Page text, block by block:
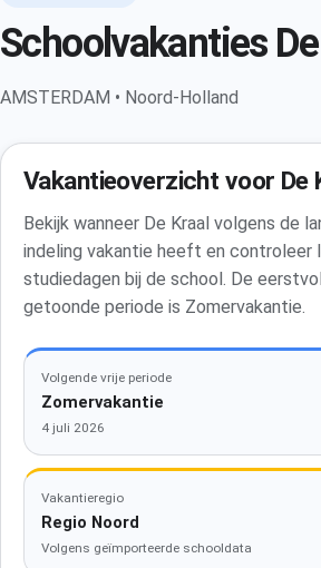
Schoolvakanties De
AMSTERDAM • Noord-Holland
Vakantieoverzicht voor De
Bekijk wanneer De Kraal volgens de
indeling vakantie heeft en controleer
studiedagen bij de school. De
getoonde periode is Zomervakantie.
Volgende vrije periode
Zomervakantie
4 juli 2026
Vakantieregio
Regio Noord
Volgens geïmporteerde schooldata